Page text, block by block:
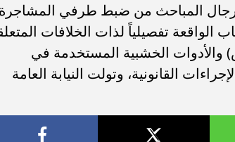
رجال المباحث من ضبط طرفي
الواقعة تفصيلياً لذات الخلافات
والأدوات الخشبية المستخدمة في
القانونية، وتولت النيابة العامة